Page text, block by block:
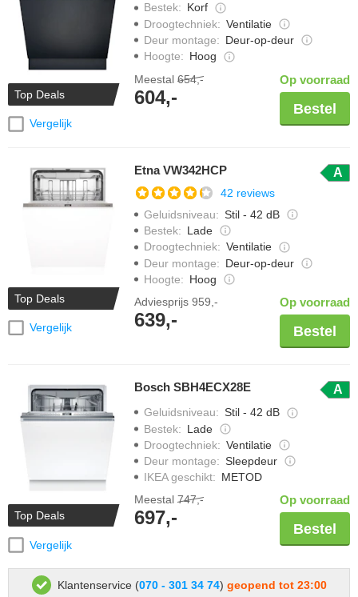
Top Deals
Vergelijk
Bestek: Korf
Droogtechniek: Ventilatie
Deur montage: Deur-op-deur
Hoogte: Hoog
Meestal 654,-
604,-
Op voorraad
Bestel
Top Deals
Vergelijk
Etna VW342HCP A
42 reviews
Geluidsniveau: Stil - 42 dB
Bestek: Lade
Droogtechniek: Ventilatie
Deur montage: Deur-op-deur
Hoogte: Hoog
Adviesprijs 959,-
639,-
Op voorraad
Bestel
Top Deals
Vergelijk
Bosch SBH4ECX28E A
Geluidsniveau: Stil - 42 dB
Bestek: Lade
Droogtechniek: Ventilatie
Deur montage: Sleepdeur
IKEA geschikt: METOD
Meestal 747,-
697,-
Op voorraad
Bestel
Klantenservice (070 - 301 34 74) geopend tot 23:00